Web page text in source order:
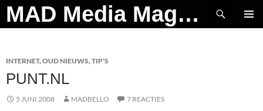
Ga
naar
MAD Media Magazine
Zoeken
INTERNET,OUD NIEUWS,TIP'S
PUNT.NL
5 JUNI 2008 MADBELLO 7 REACTIES